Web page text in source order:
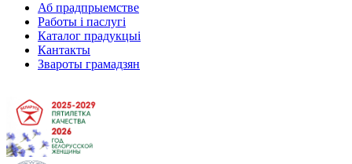
Аб прадпрыемстве
Работы і паслугі
Каталог прадукцыі
Кантакты
Звароты грамадзян